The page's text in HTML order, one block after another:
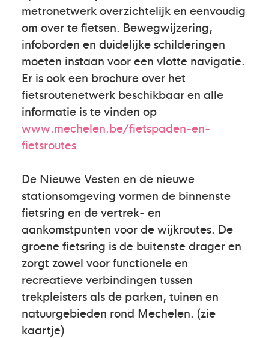
metronetwerk overzichtelijk en eenvoudig
om over te fietsen. Bewegwijzering,
infoborden en duidelijke schilderingen
moeten instaan voor een vlotte navigatie.
Er is ook een brochure over het
fietsroutenetwerk beschikbaar en alle
informatie is te vinden op
www.mechelen.be/fietspaden-en-
fietsroutes
De Nieuwe Vesten en de nieuwe
stationsomgeving vormen de binnenste
fietsring en de vertrek- en
aankomstpunten voor de wijkroutes. De
groene fietsring is de buitenste drager en
zorgt zowel voor functionele en
recreatieve verbindingen tussen
trekpleisters als de parken, tuinen en
natuurgebieden rond Mechelen. (zie
kaartje)